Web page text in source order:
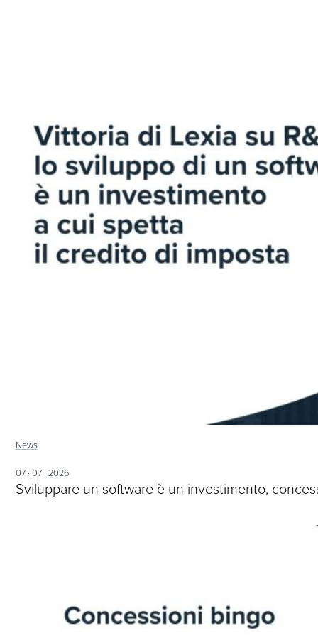
News
07 · 07 · 2026
Sviluppare un software è un investimento,